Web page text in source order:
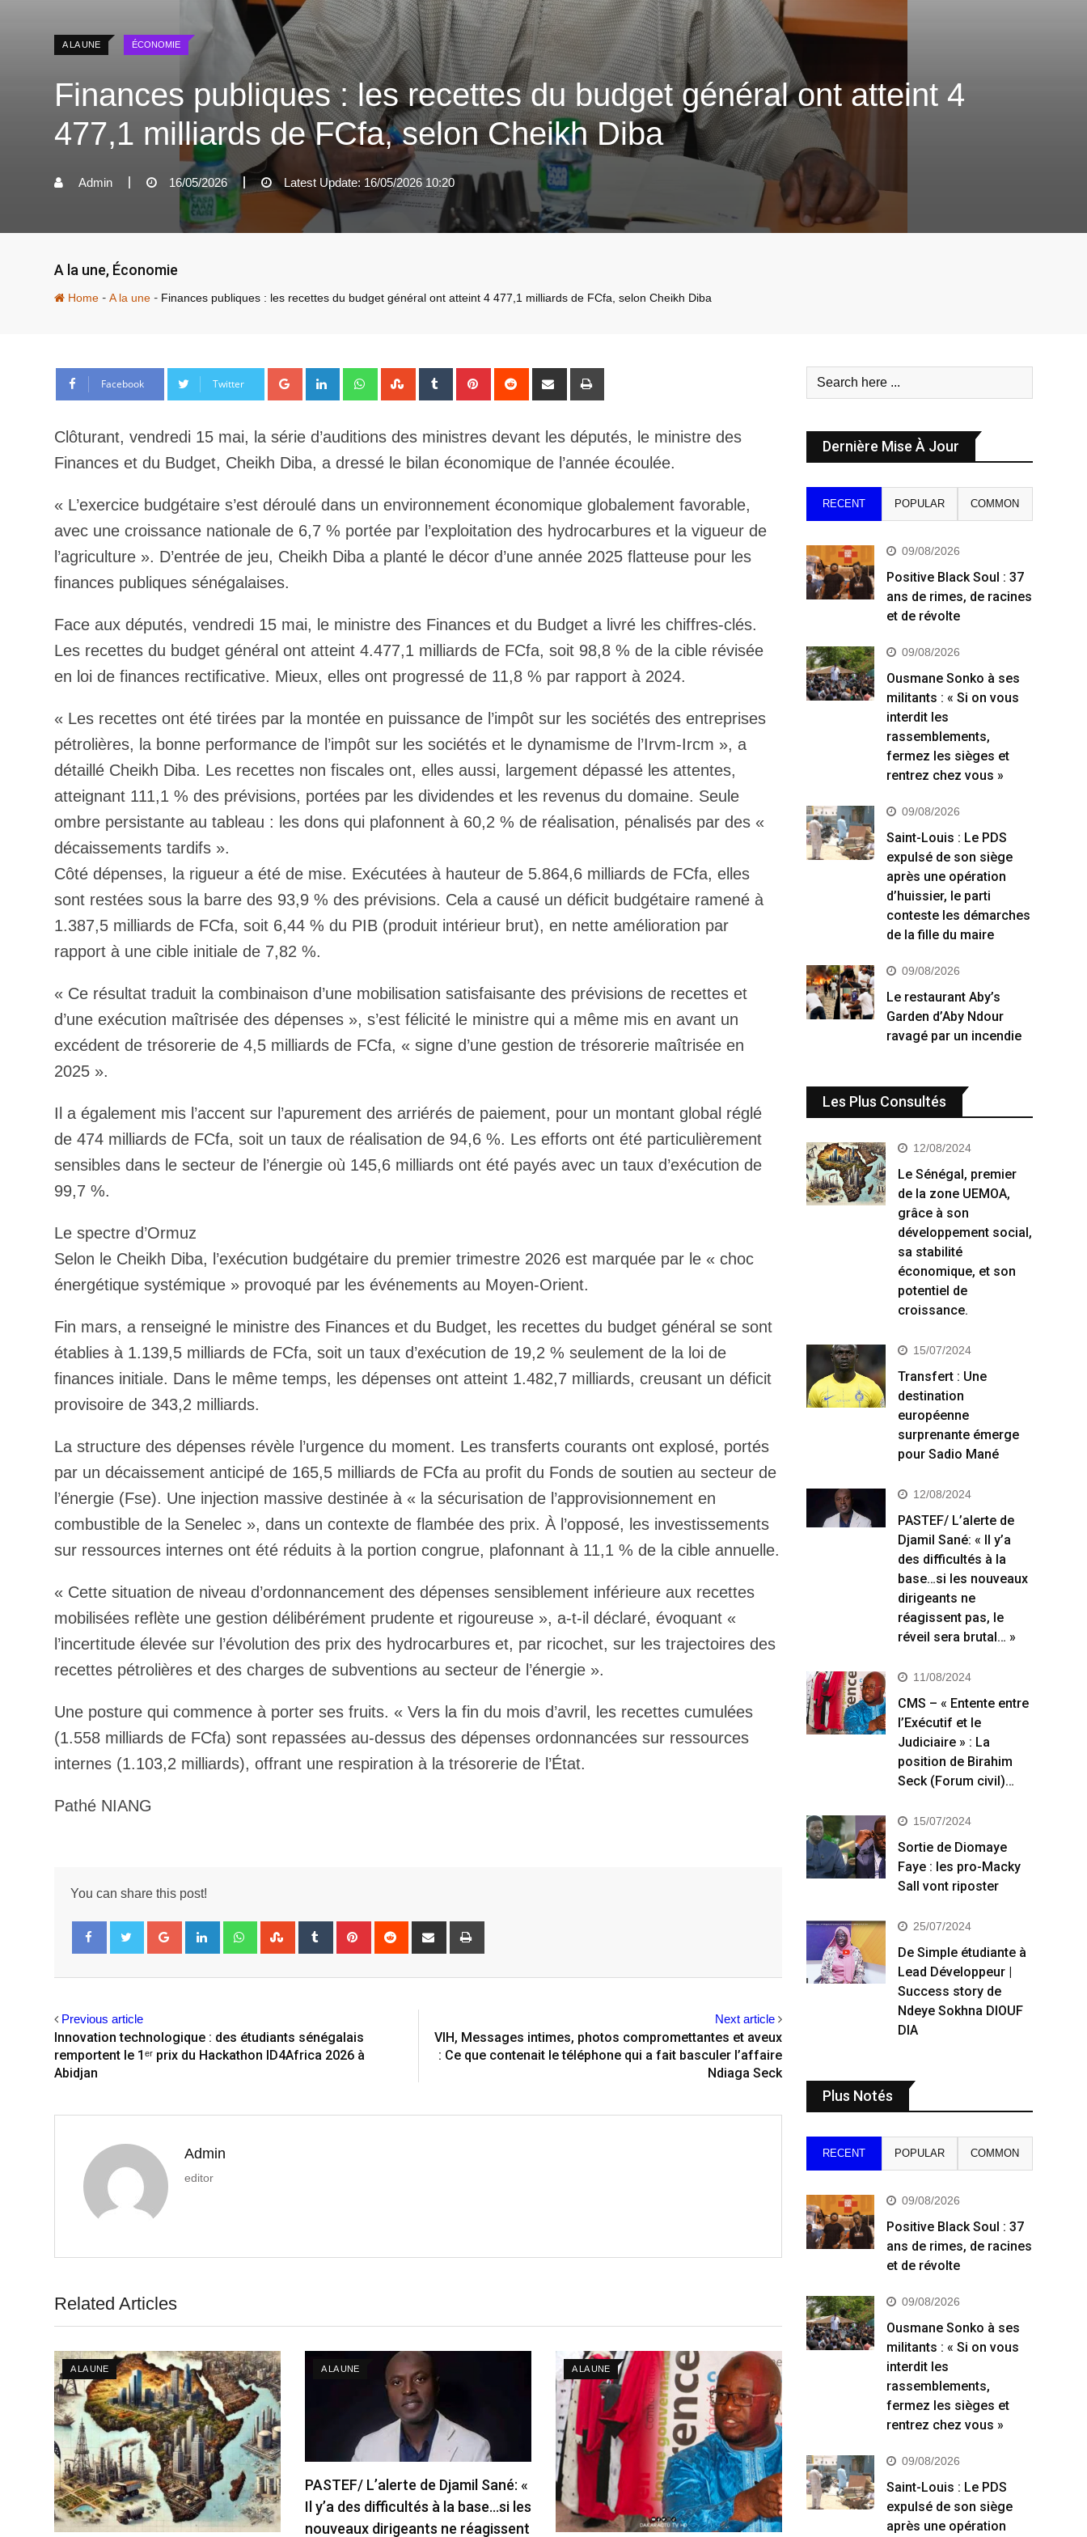
A LA UNE ÉCONOMIE
Finances publiques : les recettes du budget général ont atteint 4
477,1 milliards de FCfa, selon Cheikh Diba
Admin 16/05/2026 Latest Update: 16/05/2026 10:20
A la une, Économie
Home - A la une - Finances publiques : les recettes du budget général ont atteint 4 477,1 milliards de FCfa, selon Cheikh Diba
Facebook Twitter
Google+ LinkedIn WhatsappStumbleUpon
Tumblr Pinterest Reddit
Share
Clôturant, vendredi 15 mai, la série d’auditions des ministres devant les députés, le ministre des
Finances et du Budget, Cheikh Diba, a dressé le bilan économique de l’année écoulée.
« L’exercice budgétaire s’est déroulé dans un environnement économique globalement favorable,
avec une croissance nationale de 6,7 % portée par l’exploitation des hydrocarbures et la vigueur de
l’agriculture ». D’entrée de jeu, Cheikh Diba a planté le décor d’une année 2025 flatteuse pour les
finances publiques sénégalaises.
Face aux députés, vendredi 15 mai, le ministre des Finances et du Budget a livré les chiffres-clés.
Les recettes du budget général ont atteint 4.477,1 milliards de FCfa, soit 98,8 % de la cible révisée
en loi de finances rectificative. Mieux, elles ont progressé de 11,8 % par rapport à 2024.
« Les recettes ont été tirées par la montée en puissance de l’impôt sur les sociétés des entreprises
pétrolières, la bonne performance de l’impôt sur les sociétés et le dynamisme de l’Irvm-Ircm », a
détaillé Cheikh Diba. Les recettes non fiscales ont, elles aussi, largement dépassé les attentes,
atteignant 111,1 % des prévisions, portées par les dividendes et les revenus du domaine. Seule
ombre persistante au tableau : les dons qui plafonnent à 60,2 % de réalisation, pénalisés par des «
décaissements tardifs ».
Côté dépenses, la rigueur a été de mise. Exécutées à hauteur de 5.864,6 milliards de FCfa, elles
sont restées sous la barre des 93,9 % des prévisions. Cela a causé un déficit budgétaire ramené à
1.387,5 milliards de FCfa, soit 6,44 % du PIB (produit intérieur brut), en nette amélioration par
rapport à une cible initiale de 7,82 %.
« Ce résultat traduit la combinaison d’une mobilisation satisfaisante des prévisions de recettes et
d’une exécution maîtrisée des dépenses », s’est félicité le ministre qui a même mis en avant un
excédent de trésorerie de 4,5 milliards de FCfa, « signe d’une gestion de trésorerie maîtrisée en
2025 ».
Il a également mis l’accent sur l’apurement des arriérés de paiement, pour un montant global réglé
de 474 milliards de FCfa, soit un taux de réalisation de 94,6 %. Les efforts ont été particulièrement
sensibles dans le secteur de l’énergie où 145,6 milliards ont été payés avec un taux d’exécution de
99,7 %.
Le spectre d’Ormuz
Selon le Cheikh Diba, l’exécution budgétaire du premier trimestre 2026 est marquée par le « choc
énergétique systémique » provoqué par les événements au Moyen-Orient.
Fin mars, a renseigné le ministre des Finances et du Budget, les recettes du budget général se sont
établies à 1.139,5 milliards de FCfa, soit un taux d’exécution de 19,2 % seulement de la loi de
finances initiale. Dans le même temps, les dépenses ont atteint 1.482,7 milliards, creusant un déficit
provisoire de 343,2 milliards.
La structure des dépenses révèle l’urgence du moment. Les transferts courants ont explosé, portés
par un décaissement anticipé de 165,5 milliards de FCfa au profit du Fonds de soutien au secteur de
l’énergie (Fse). Une injection massive destinée à « la sécurisation de l’approvisionnement en
combustible de la Senelec », dans un contexte de flambée des prix. À l’opposé, les investissements
sur ressources internes ont été réduits à la portion congrue, plafonnant à 11,1 % de la cible annuelle.
« Cette situation de niveau d’ordonnancement des dépenses sensiblement inférieure aux recettes
mobilisées reflète une gestion délibérément prudente et rigoureuse », a-t-il déclaré, évoquant «
l’incertitude élevée sur l’évolution des prix des hydrocarbures et, par ricochet, sur les trajectoires des
recettes pétrolières et des charges de subventions au secteur de l’énergie ».
Une posture qui commence à porter ses fruits. « Vers la fin du mois d’avril, les recettes cumulées
(1.558 milliards de FCfa) sont repassées au-dessus des dépenses ordonnancées sur ressources
internes (1.103,2 milliards), offrant une respiration à la trésorerie de l’État.
Pathé NIANG
You can share this post!
Google+ LinkedIn WhatsappStumbleUpon
Tumblr Pinterest Reddit
Share
Previous article
Innovation technologique : des étudiants sénégalais
remportent le 1ᵉʳ prix du Hackathon ID4Africa 2026 à
Abidjan
Next article
VIH, Messages intimes, photos compromettantes et aveux
: Ce que contenait le téléphone qui a fait basculer l’affaire
Ndiaga Seck
Admin
editor
Related Articles
A LA UNE A LA UNE
PASTEF/ L’alerte de Djamil Sané: «
Il y’a des difficultés à la base…si les
nouveaux dirigeants ne réagissent
A LA UNE
Dernière Mise À Jour
RECENT POPULAR COMMON
09/08/2026
Positive Black Soul : 37
ans de rimes, de racines
et de révolte
09/08/2026
Ousmane Sonko à ses
militants : « Si on vous
interdit les
rassemblements,
fermez les sièges et
rentrez chez vous »
09/08/2026
Saint-Louis : Le PDS
expulsé de son siège
après une opération
d’huissier, le parti
conteste les démarches
de la fille du maire
09/08/2026
Le restaurant Aby’s
Garden d’Aby Ndour
ravagé par un incendie
Les Plus Consultés
12/08/2024
Le Sénégal, premier
de la zone UEMOA,
grâce à son
développement social,
sa stabilité
économique, et son
potentiel de
croissance.
15/07/2024
Transfert : Une
destination
européenne
surprenante émerge
pour Sadio Mané
12/08/2024
PASTEF/ L’alerte de
Djamil Sané: « Il y’a
des difficultés à la
base…si les nouveaux
dirigeants ne
réagissent pas, le
réveil sera brutal… »
11/08/2024
CMS – « Entente entre
l’Exécutif et le
Judiciaire » : La
position de Birahim
Seck (Forum civil)…
15/07/2024
Sortie de Diomaye
Faye : les pro-Macky
Sall vont riposter
25/07/2024
De Simple étudiante à
Lead Développeur |
Success story de
Ndeye Sokhna DIOUF
DIA
Plus Notés
RECENT POPULAR COMMON
09/08/2026
Positive Black Soul : 37
ans de rimes, de racines
et de révolte
09/08/2026
Ousmane Sonko à ses
militants : « Si on vous
interdit les
rassemblements,
fermez les sièges et
rentrez chez vous »
09/08/2026
Saint-Louis : Le PDS
expulsé de son siège
après une opération